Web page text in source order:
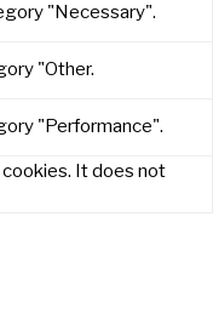
"Necessary".
"Other.
"Performance".
It does not